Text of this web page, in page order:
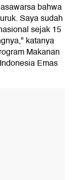
bahwa
Saya sudah
sejak 15
katanya
Makanan
Emas